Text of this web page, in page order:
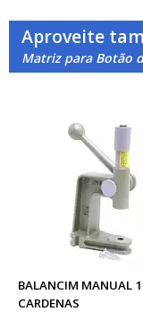
Aproveite
Matriz para Botão
BALANCIM MANUAL
CARDENAS